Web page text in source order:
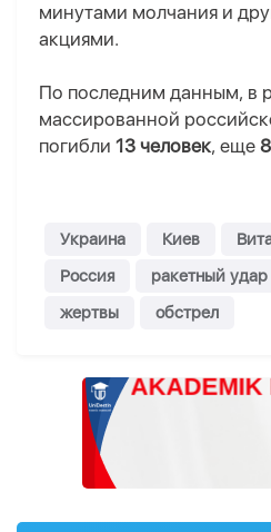
минутами молчания и
акциями.
По последним данным, в
массированной
погибли 13 человек, еще
Украина Киев
Россия
ракетный удар
жертвы
обстрел